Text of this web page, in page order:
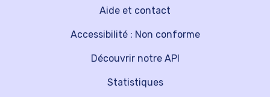
Découvrir notre API
Aide et contact
Statistiques
Accessibilité : Non conforme